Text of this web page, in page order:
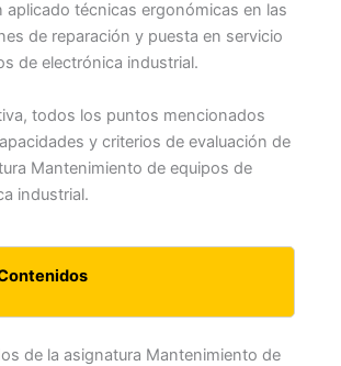
aplicado técnicas ergonómicas en las
de reparación y puesta en servicio
de electrónica industrial.
todos los puntos mencionados
y criterios de evaluación de
Mantenimiento de equipos de
industrial.
de la asignatura Mantenimiento de